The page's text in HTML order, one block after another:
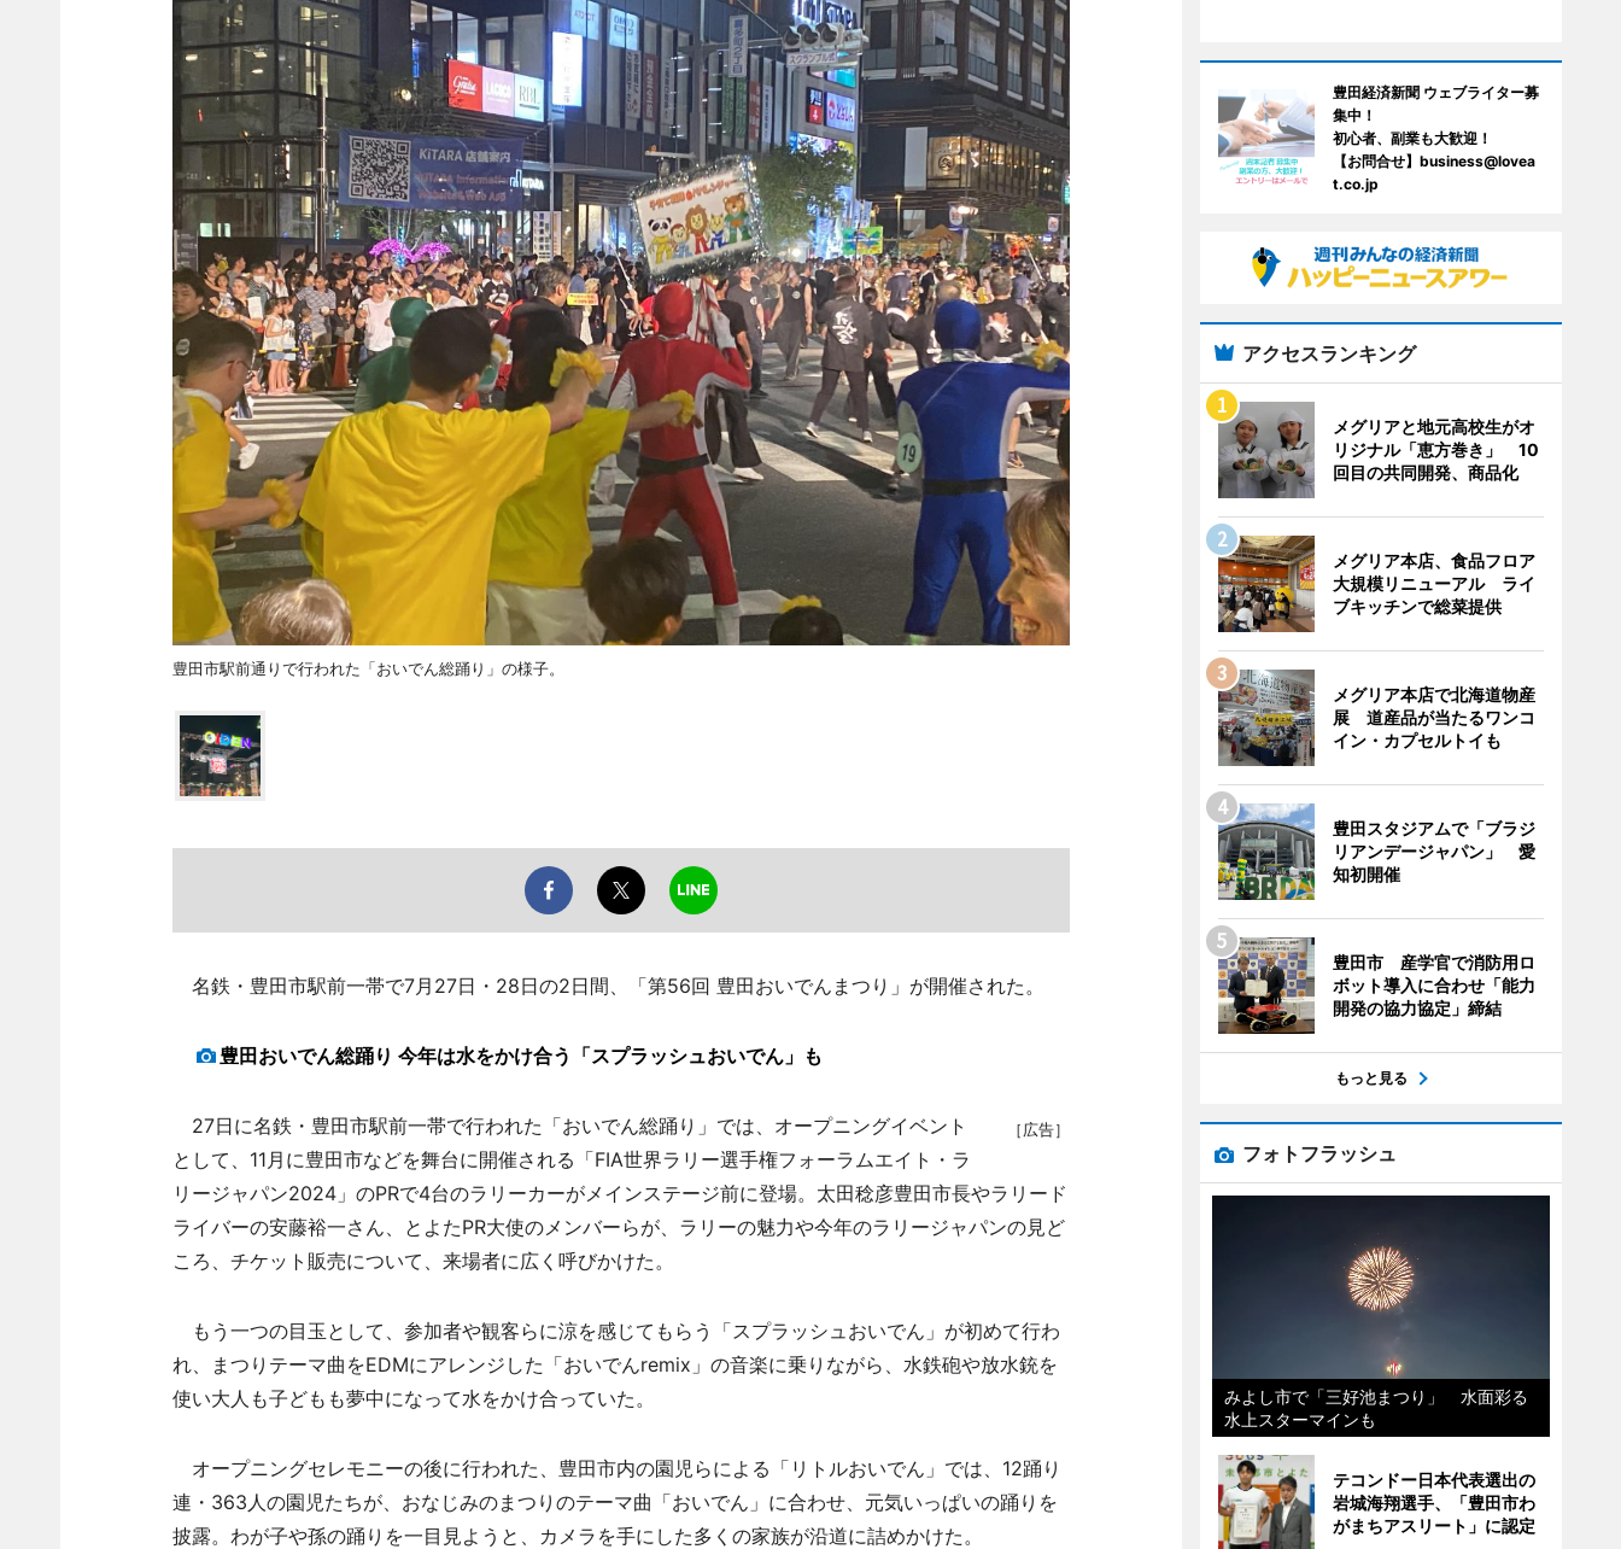
豊田市駅前通りで行われた「おいでん総踊り」の様子。
名鉄・豊田市駅前一帯で7月27日・28日の2日間、「第56回 豊田おいでんまつり」が開催された。
豊田おいでん総踊り 今年は水をかけ合う「スプラッシュおいでん」も
［広告］
27日に名鉄・豊田市駅前一帯で行われた「おいでん総踊り」では、オープニングイベント
として、11月に豊田市などを舞台に開催される「FIA世界ラリー選手権フォーラムエイト・ラ
リージャパン2024」のPRで4台のラリーカーがメインステージ前に登場。太田稔彦豊田市長やラリード
ライバーの安藤裕一さん、とよたPR大使のメンバーらが、ラリーの魅力や今年のラリージャパンの見ど
ころ、チケット販売について、来場者に広く呼びかけた。
もう一つの目玉として、参加者や観客らに涼を感じてもらう「スプラッシュおいでん」が初めて行わ
れ、まつりテーマ曲をEDMにアレンジした「おいでんremix」の音楽に乗りながら、水鉄砲や放水銃を
使い大人も子どもも夢中になって水をかけ合っていた。
オープニングセレモニーの後に行われた、豊田市内の園児らによる「リトルおいでん」では、12踊り
連・363人の園児たちが、おなじみのまつりのテーマ曲「おいでん」に合わせ、元気いっぱいの踊りを
披露。わが子や孫の踊りを一目見ようと、カメラを手にした多くの家族が沿道に詰めかけた。
豊田経済新聞 ウェブライター募
集中！
初心者、副業も大歓迎！
【お問合せ】business@lovea
t.co.jp
アクセスランキング
メグリアと地元高校生がオ
リジナル「恵方巻き」 10
回目の共同開発、商品化
メグリア本店、食品フロア
大規模リニューアル ライ
ブキッチンで総菜提供
メグリア本店で北海道物産
展 道産品が当たるワンコ
イン・カプセルトイも
豊田スタジアムで「ブラジ
リアンデージャパン」 愛
知初開催
豊田市 産学官で消防用ロ
ボット導入に合わせ「能力
開発の協力協定」締結
もっと見る
フォトフラッシュ
みよし市で「三好池まつり」 水面彩る
水上スターマインも
テコンドー日本代表選出の
岩城海翔選手、「豊田市わ
がまちアスリート」に認定